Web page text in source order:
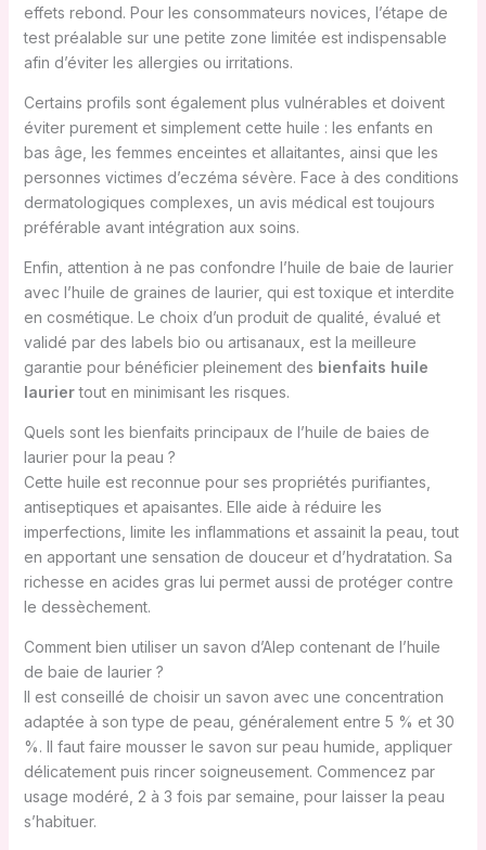
effets rebond. Pour les consommateurs novices, l’étape de
test préalable sur une petite zone limitée est indispensable
afin d’éviter les allergies ou irritations.
Certains profils sont également plus vulnérables et doivent
éviter purement et simplement cette huile : les enfants en
bas âge, les femmes enceintes et allaitantes, ainsi que les
personnes victimes d’eczéma sévère. Face à des conditions
dermatologiques complexes, un avis médical est toujours
préférable avant intégration aux soins.
Enfin, attention à ne pas confondre l’huile de baie de laurier
avec l’huile de graines de laurier, qui est toxique et interdite
en cosmétique. Le choix d’un produit de qualité, évalué et
validé par des labels bio ou artisanaux, est la meilleure
garantie pour bénéficier pleinement des bienfaits huile
lauriertout en minimisant les risques.
Quels sont les bienfaits principaux de l’huile de baies de
laurier pour la peau ?
Cette huile est reconnue pour ses propriétés purifiantes,
antiseptiques et apaisantes. Elle aide à réduire les
imperfections, limite les inflammations et assainit la peau, tout
en apportant une sensation de douceur et d’hydratation. Sa
richesse en acides gras lui permet aussi de protéger contre
le dessèchement.
Comment bien utiliser un savon d’Alep contenant de l’huile
de baie de laurier ?
Il est conseillé de choisir un savon avec une concentration
adaptée à son type de peau, généralement entre 5 % et 30
%. Il faut faire mousser le savon sur peau humide, appliquer
délicatement puis rincer soigneusement. Commencez par
usage modéré, 2 à 3 fois par semaine, pour laisser la peau
s’habituer.